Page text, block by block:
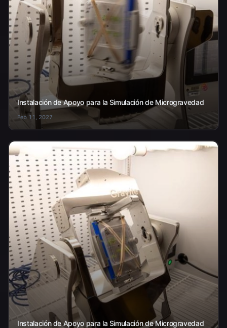
Instalación de Apoyo para la Simulación de Microgravedad
Feb 11, 2027
Instalación de Apoyo para la Simulación de Microgravedad